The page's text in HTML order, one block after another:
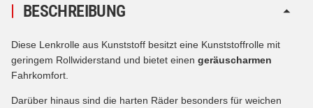
BESCHREIBUNG
Diese Lenkrolle aus Kunststoff besitzt eine Kunststoffrolle mit
geringem Rollwiderstand und bietet einen geräuscharmen
Fahrkomfort.
Darüber hinaus sind die harten Räder besonders für weichen